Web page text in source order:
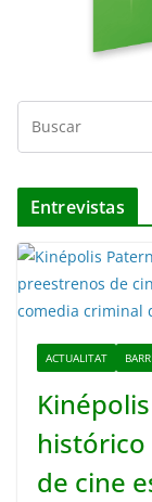
Entrevistas
ACTUALITAT
histórico
de cine